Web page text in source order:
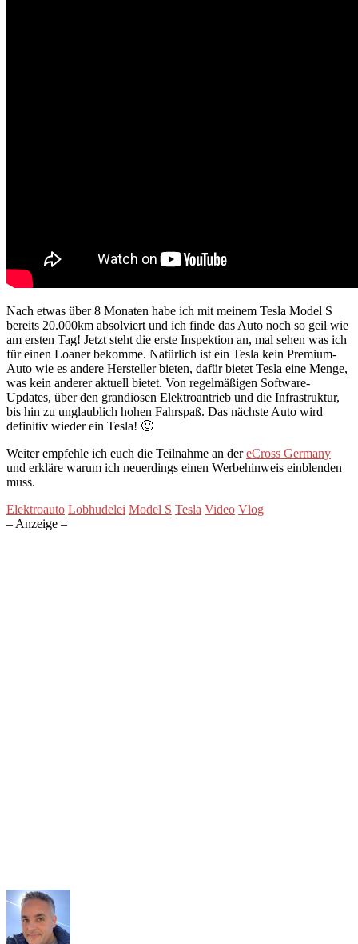
Nach etwas über 8 Monaten habe ich mit meinem Tesla Model S
bereits 20.000km absolviert und ich finde das Auto noch so geil wie
am ersten Tag! Jetzt steht die erste Inspektion an, mal sehen was ich
für einen Loaner bekomme. Natürlich ist ein Tesla kein Premium-
Auto wie es andere Hersteller bieten, dafür bietet Tesla eine Menge,
was kein anderer aktuell bietet. Von regelmäßigen Software-
Updates, über den grandiosen Elektroantrieb und die Infrastruktur,
bis hin zu unglaublich hohen Fahrspaß. Das nächste Auto wird
definitiv wieder ein Tesla! 🙂
Weiter empfehle ich euch die Teilnahme an dereCross Germany
und erkläre warum ich neuerdings einen Werbehinweis einblenden
muss.
Elektroauto Lobhudelei Model S Tesla Video Vlog
– Anzeige –